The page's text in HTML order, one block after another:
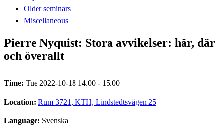
Older seminars
Miscellaneous
Pierre Nyquist: Stora avvikelser: här, där
och överallt
Time: Tue 2022-10-18 14.00 - 15.00
Location: Rum 3721, KTH, Lindstedtsvägen 25
Language: Svenska